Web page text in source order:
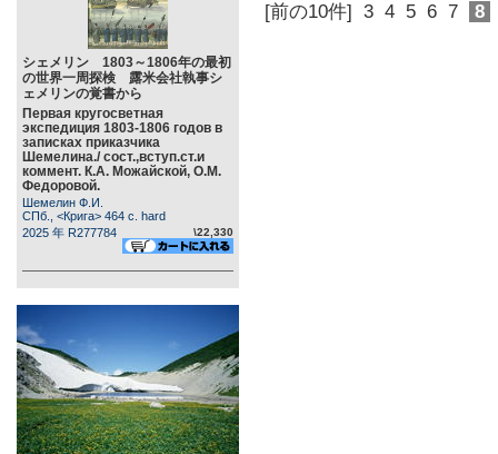
シェメリン 1803～1806年の最初
の世界一周探検 露米会社執事シ
ェメリンの覚書から
Первая кругосветная
экспедиция 1803-1806 годов в
записках приказчика
Шемелина./ сост.,вступ.ст.и
коммент. К.А. Можайской, О.М.
Федоровой.
Шемелин Ф.И.
СПб., <Крига> 464 c. hard
2025 年 R277784
\22,330
[前の10件] 3 4 5 6 7 8